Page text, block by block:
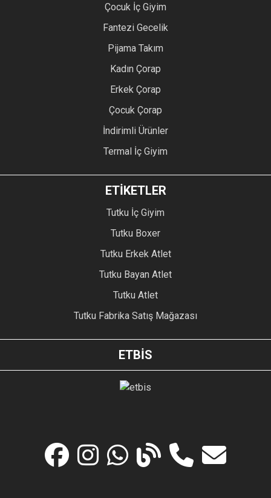
Çocuk İç Giyim
Fantezi Gecelik
Pijama Takım
Kadın Çorap
Erkek Çorap
Çocuk Çorap
İndirimli Ürünler
Termal İç Giyim
ETİKETLER
Tutku İç Giyim
Tutku Boxer
Tutku Erkek Atlet
Tutku Bayan Atlet
Tutku Atlet
Tutku Fabrika Satış Mağazası
ETBİS